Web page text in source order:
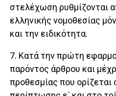
στελέχωση ρυθμίζονται
ελληνικής νομοθεσίας
και την ειδικότητα.
7. Κατά την πρώτη
παρόντος άρθρου και
προθεσμίας που ορίζεται